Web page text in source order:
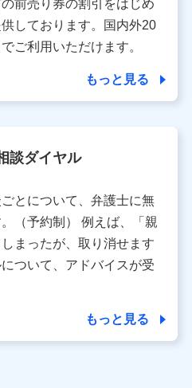
番1号 山王パークタワー
締役社長 前田 義晃
14-10 アーバンネット日本橋
コモは、お客さまの情報を利
則を順守します 。
ボードの「第三者提供の管
、共同利用する場合がありま
いお客さま（2019年12月11
ブ会員であったことがないお
目的の範囲内に限って共同利
前売り券の割引をはじめ
しております。国内外20
ご利用いただけます。
もっと見る
談ダイヤル
とについて、弁護士に無
（予約制） 例えば、「親
まったが、取り消せます
ついて、アドバイスが受
もっと見る